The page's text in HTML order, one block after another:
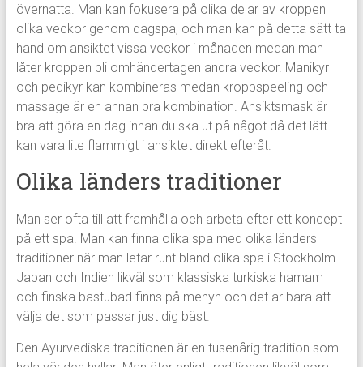
övernatta. Man kan fokusera på olika delar av kroppen
olika veckor genom dagspa, och man kan på detta sätt ta
hand om ansiktet vissa veckor i månaden medan man
låter kroppen bli omhändertagen andra veckor. Manikyr
och pedikyr kan kombineras medan kroppspeeling och
massage är en annan bra kombination. Ansiktsmask är
bra att göra en dag innan du ska ut på något då det lätt
kan vara lite flammigt i ansiktet direkt efteråt.
Olika länders traditioner
Man ser ofta till att framhålla och arbeta efter ett koncept
på ett spa. Man kan finna olika spa med olika länders
traditioner när man letar runt bland olika spa i Stockholm.
Japan och Indien likväl som klassiska turkiska hamam
och finska bastubad finns på menyn och det är bara att
välja det som passar just dig bäst.
Den Ayurvediska traditionen är en tusenårig tradition som